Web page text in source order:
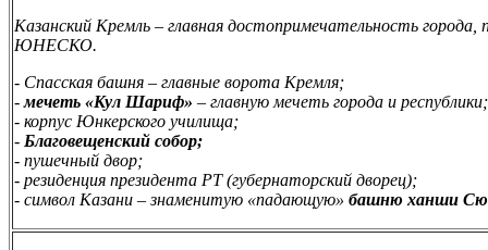
Казанский Кремль – главная достопримечательность города,
ЮНЕСКО.
- Спасская башня – главные ворота Кремля;
-мечеть «Кул Шариф» – главную мечеть города и республики;
- корпус Юнкерского училища;
- Благовещенский собор;
- пушечный двор;
- резиденция президента РТ (губернаторский дворец);
- символ Казани – знаменитую «падающую» башню ханши